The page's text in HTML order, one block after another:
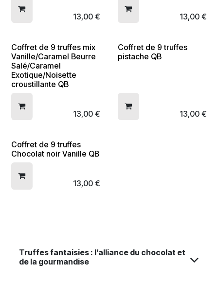
13,00 € 13,00 €
Coffret de 9 truffes mix
Vanille/Caramel Beurre
Salé/Caramel
Exotique/Noisette
croustillante QB
13,00 €
Coffret de 9 truffes
pistache QB
13,00 €
Coffret de 9 truffes
Chocolat noir Vanille QB
13,00 €
Truffes fantaisies : l’alliance du chocolat et
de la gourmandise